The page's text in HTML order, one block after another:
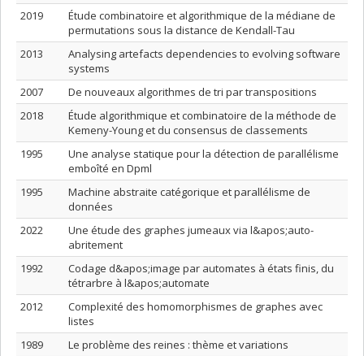
2019
Étude combinatoire et algorithmique de la médiane de
permutations sous la distance de Kendall-Tau
2013
Analysing artefacts dependencies to evolving software
systems
2007
De nouveaux algorithmes de tri par transpositions
2018
Étude algorithmique et combinatoire de la méthode de
Kemeny-Young et du consensus de classements
1995
Une analyse statique pour la détection de parallélisme
emboîté en Dpml
1995
Machine abstraite catégorique et parallélisme de
données
2022
Une étude des graphes jumeaux via l&apos;auto-
abritement
1992
Codage d&apos;image par automates à états finis, du
tétrarbre à l&apos;automate
2012
Complexité des homomorphismes de graphes avec
listes
1989
Le problème des reines : thème et variations